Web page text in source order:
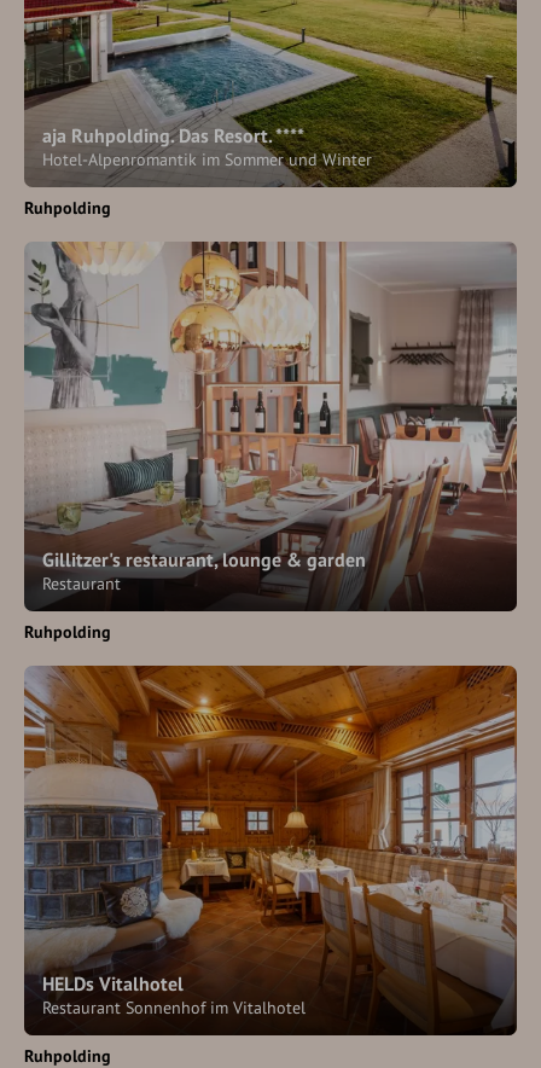
aja Ruhpolding. Das Resort. ****
Hotel-Alpenromantik im Sommer und Winter
Ruhpolding
Gillitzer's restaurant, lounge & garden
Restaurant
Ruhpolding
HELDs Vitalhotel
Restaurant Sonnenhof im Vitalhotel
Ruhpolding